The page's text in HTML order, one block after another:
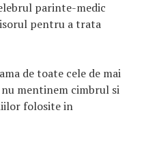
parinte-medic
pentru a trata
de toate cele de mai
nu mentinem cimbrul si
folosite in